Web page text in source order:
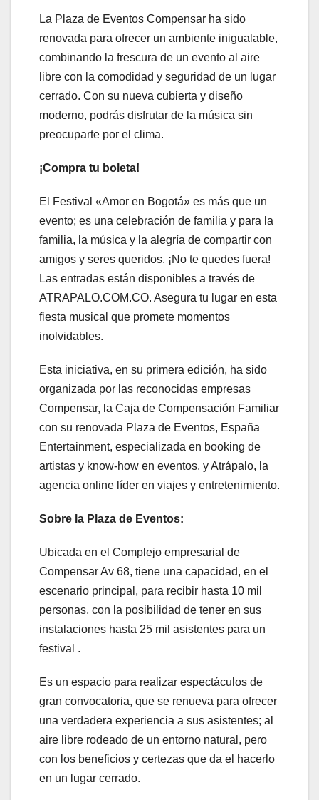
La Plaza de Eventos Compensar ha sido
renovada para ofrecer un ambiente inigualable,
combinando la frescura de un evento al aire
libre con la comodidad y seguridad de un lugar
cerrado. Con su nueva cubierta y diseño
moderno, podrás disfrutar de la música sin
preocuparte por el clima.
¡Compra tu boleta!
El Festival «Amor en Bogotá» es más que un
evento; es una celebración de familia y para la
familia, la música y la alegría de compartir con
amigos y seres queridos. ¡No te quedes fuera!
Las entradas están disponibles a través de
ATRAPALO.COM.CO. Asegura tu lugar en esta
fiesta musical que promete momentos
inolvidables.
Esta iniciativa, en su primera edición, ha sido
organizada por las reconocidas empresas
Compensar, la Caja de Compensación Familiar
con su renovada Plaza de Eventos, España
Entertainment, especializada en booking de
artistas y know-how en eventos, y Atrápalo, la
agencia online líder en viajes y entretenimiento.
Sobre la Plaza de Eventos:
Ubicada en el Complejo empresarial de
Compensar Av 68, tiene una capacidad, en el
escenario principal, para recibir hasta 10 mil
personas, con la posibilidad de tener en sus
instalaciones hasta 25 mil asistentes para un
festival .
Es un espacio para realizar espectáculos de
gran convocatoria, que se renueva para ofrecer
una verdadera experiencia a sus asistentes; al
aire libre rodeado de un entorno natural, pero
con los beneficios y certezas que da el hacerlo
en un lugar cerrado.